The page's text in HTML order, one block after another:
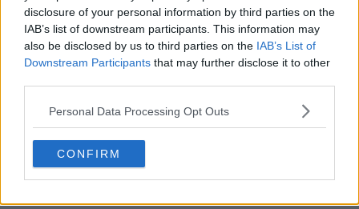
disclosure of your personal information by third parties on the
IAB’s list of downstream participants. This information may
also be disclosed by us to third parties on the IAB’s List of
Downstream Participants that may further disclose it to other
Personal Data Processing Opt Outs
CONFIRM